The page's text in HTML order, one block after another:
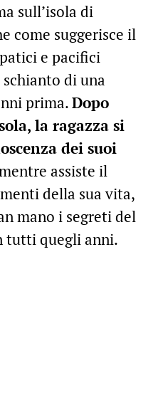
sull’isola di
come suggerisce il
e pacifici
di una
prima.Dopo
la ragazza si
dei suoi
assiste il
della sua vita,
mano i segreti del
tutti quegli anni.